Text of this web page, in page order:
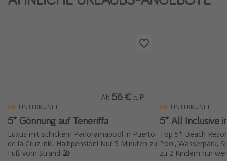
UNTERKUNFT
5* Gönnung auf Teneriffa
Luxus mit schickem Panoramapool in Puerto
de la Cruz inkl. Halbpension! Nur 5 Minuten zu
Fuß vom Strand 🏖️
Ab 56 € p. P.
UNTERKUNFT
5* All Inclusive
Top 5* Beach
Pool, Wasserpark,
zu 2 Kindern nur